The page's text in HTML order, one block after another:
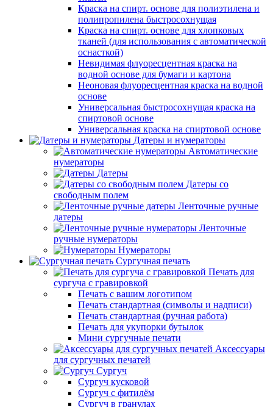
Краска на спирт. основе для полиэтилена и
полипропилена быстросохнущая
Краска на спирт. основе для хлопковых
тканей (для использования с автоматической
оснасткой)
Невидимая флуоресцентная краска на
водной основе для бумаги и картона
Неоновая флуоресцентная краска на водной
основе
Универсальная быстросохнущая краска на
спиртовой основе
Универсальная краска на спиртовой основе
Датеры и нумераторы
Автоматические
нумераторы
Датеры
Датеры со
свободным полем
Ленточные ручные
датеры
Ленточные
ручные нумераторы
Нумераторы
Сургучная печать
Печать для
сургуча с гравировкой
Печать с вашим логотипом
Печать стандартная (символы и надписи)
Печать стандартная (ручная работа)
Печать для укупорки бутылок
Мини сургучные печати
Аксессуары
для сургучных печатей
Сургуч
Сургуч кусковой
Сургуч с фитилём
Сургуч в гранулах